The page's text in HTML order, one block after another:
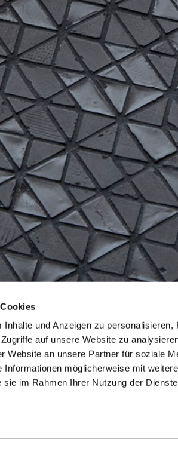
und Anzeigen zu
auf unsere Website zu
Website an unsere Partner für soziale
Informationen möglicherweise mit
sie im Rahmen Ihrer Nutzung der